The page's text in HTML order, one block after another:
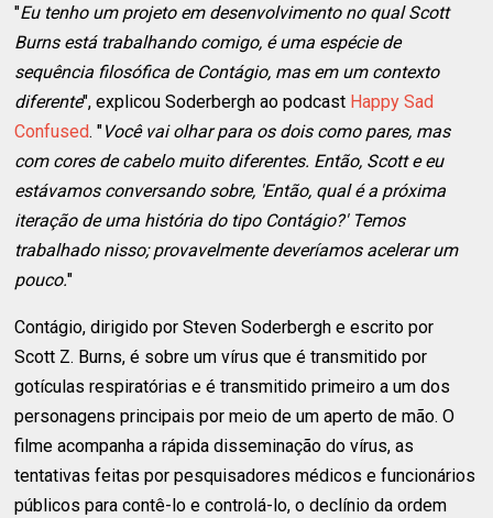
"Eu tenho um projeto em desenvolvimento no qual Scott
Burns está trabalhando comigo, é uma espécie de
sequência filosófica de Contágio, mas em um contexto
diferente", explicou Soderbergh ao podcast Happy Sad
Confused. "Você vai olhar para os dois como pares, mas
com cores de cabelo muito diferentes. Então, Scott e eu
estávamos conversando sobre, 'Então, qual é a próxima
iteração de uma história do tipo Contágio?' Temos
trabalhado nisso; provavelmente deveríamos acelerar um
pouco."
Contágio, dirigido por Steven Soderbergh e escrito por
Scott Z. Burns, é sobre um vírus que é transmitido por
gotículas respiratórias e é transmitido primeiro a um dos
personagens principais por meio de um aperto de mão. O
filme acompanha a rápida disseminação do vírus, as
tentativas feitas por pesquisadores médicos e funcionários
públicos para contê-lo e controlá-lo, o declínio da ordem